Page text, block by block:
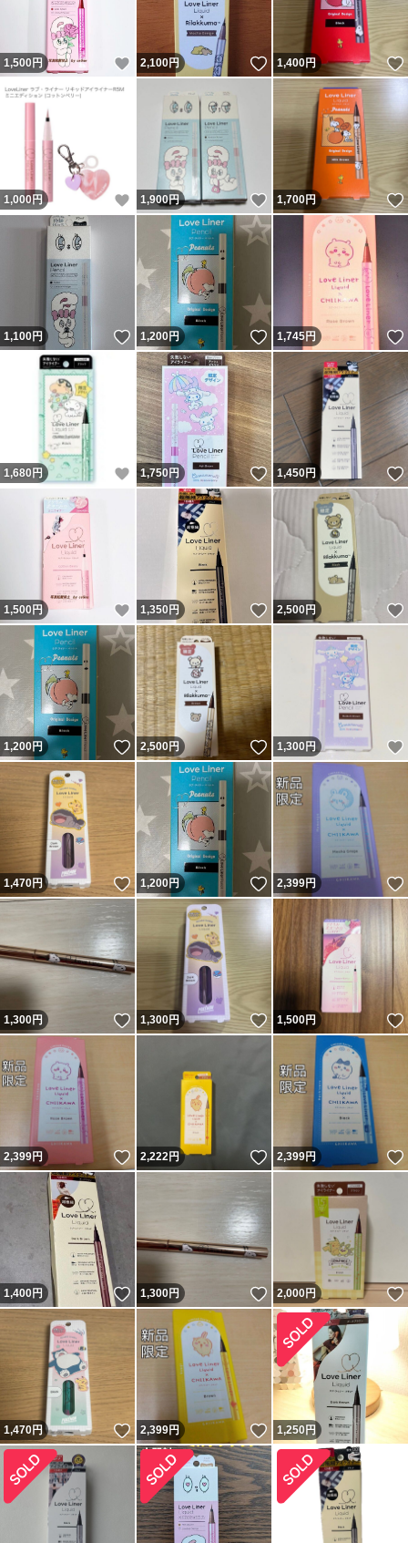
1,500円 いいね！
2,100円 いいね！
1,400円
1,000円 いいね！
1,900円 いいね！
1,700円
1,100円 いいね！
1,200円 いいね！
1,745円
1,680 円 いいね！
1,750円 いいね！
1,450円
1,500円 いいね！
1,350円 いいね！
2,500円
1,200円 いいね！
2,500円 いいね！
1,300円
1,470円 いいね！
1,200円 いいね！
2,399円
1,300円 いいね！
1,300円 いいね！
1,500円
2,399円 いいね！
2,222円 いいね！
2,399円
1,400円 いいね！
1,300円 いいね！
2,000円
1,470円 いいね！
2,399円 いいね！
1,250 円